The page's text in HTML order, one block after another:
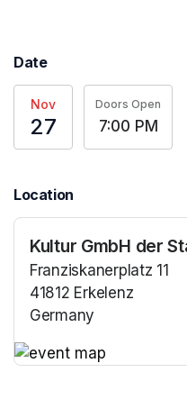
Date
Nov
27
Doors Open
7:00 PM
Location
Kultur GmbH der
Franziskanerplatz 11
41812 Erkelenz
Germany